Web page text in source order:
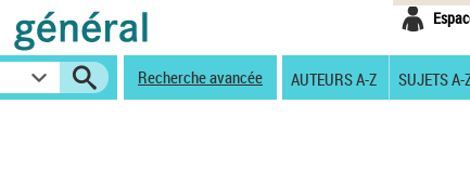
Recherche avancée AUTEURS A-Z SUJETS A-